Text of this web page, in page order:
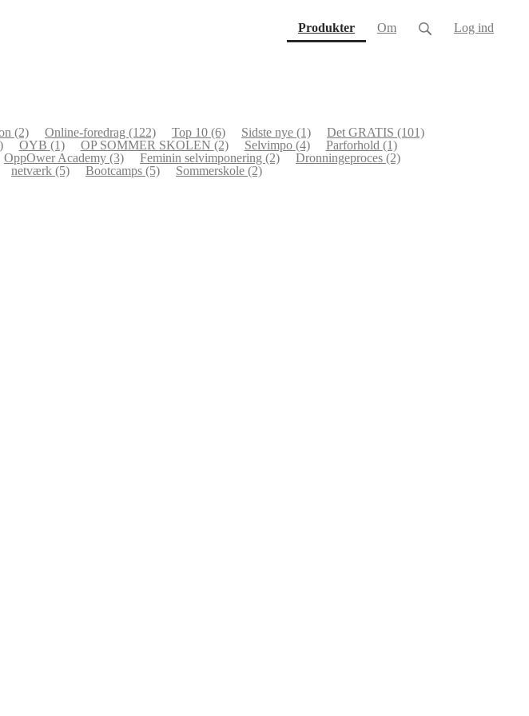
Produkter(current)
Om Log ind
(2) Online-foredrag (122) Top 10 (6) Sidste nye (1) Det GRATIS (101)
OYB (1) OP SOMMER SKOLEN (2) Selvimpo (4) Parforhold (1)
OppOwer Academy (3) Feminin selvimponering (2) Dronningeproces (2)
netværk (5) Bootcamps (5) Sommerskole (2)